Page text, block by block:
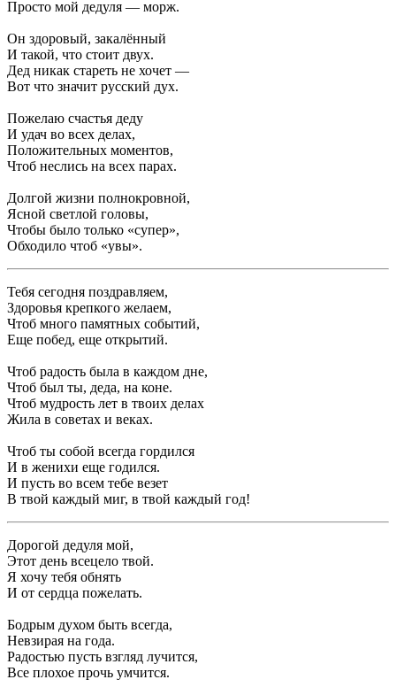
Просто мой дедуля — морж.
Он здоровый, закалённый
И такой, что стоит двух.
Дед никак стареть не хочет —
Вот что значит русский дух.
Пожелаю счастья деду
И удач во всех делах,
Положительных моментов,
Чтоб неслись на всех парах.
Долгой жизни полнокровной,
Ясной светлой головы,
Чтобы было только «супер»,
Обходило чтоб «увы».
Тебя сегодня поздравляем,
Здоровья крепкого желаем,
Чтоб много памятных событий,
Еще побед, еще открытий.
Чтоб радость была в каждом дне,
Чтоб был ты, деда, на коне.
Чтоб мудрость лет в твоих делах
Жила в советах и веках.
Чтоб ты собой всегда гордился
И в женихи еще годился.
И пусть во всем тебе везет
В твой каждый миг, в твой каждый год!
Дорогой дедуля мой,
Этот день всецело твой.
Я хочу тебя обнять
И от сердца пожелать.
Бодрым духом быть всегда,
Невзирая на года.
Радостью пусть взгляд лучится,
Все плохое прочь умчится.